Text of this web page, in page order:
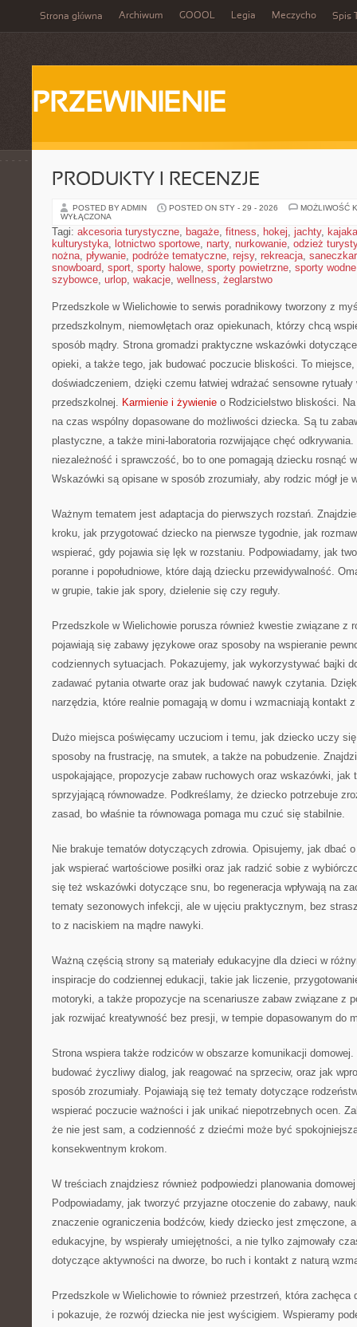
Strona główna Archiwum GOOOL Legia Meczycho Spis
PRZEWINIENIE
PRODUKTY I RECENZJE
POSTED BY ADMIN POSTED ON STY - 29 - 2026
MOŻLIWOŚĆ
WYŁĄCZONA
Tagi: akcesoria turystyczne, bagaże, fitness, hokej, jachty,
kulturystyka, lotnictwo sportowe, narty, nurkowanie, odzież
nożna, pływanie, podróże tematyczne, rejsy, rekreacja,
snowboard, sport, sporty halowe, sporty powietrzne, sporty wodne
szybowce, urlop, wakacje, wellness, żeglarstwo
Przedszkole w Wielichowie to serwis poradnikowy tworzony z
przedszkolnym, niemowlętach oraz opiekunach, którzy chcą
sposób mądry. Strona gromadzi praktyczne wskazówki
opieki, a także tego, jak budować poczucie bliskości. To
doświadczeniem, dzięki czemu łatwiej wdrażać sensowne
przedszkolnej. Karmienie i żywienie o Rodzicielstwo bliskości.
na czas wspólny dopasowane do możliwości dziecka. Są tu
plastyczne, a także mini-laboratoria rozwijające chęć
niezależność i sprawczość, bo to one pomagają dziecku rosnąć
Wskazówki są opisane w sposób zrozumiały, aby rodzic mógł je
Ważnym tematem jest adaptacja do pierwszych rozstań.
kroku, jak przygotować dziecko na pierwsze tygodnie, jak
wspierać, gdy pojawia się lęk w rozstaniu. Podpowiadamy, jak
poranne i popołudniowe, które dają dziecku przewidywalność.
w grupie, takie jak spory, dzielenie się czy reguły.
Przedszkole w Wielichowie porusza również kwestie związane z
pojawiają się zabawy językowe oraz sposoby na wspieranie
codziennych sytuacjach. Pokazujemy, jak wykorzystywać bajki
zadawać pytania otwarte oraz jak budować nawyk czytania.
narzędzia, które realnie pomagają w domu i wzmacniają kontakt
Dużo miejsca poświęcamy uczuciom i temu, jak dziecko uczy
sposoby na frustrację, na smutek, a także na pobudzenie.
uspokajające, propozycje zabaw ruchowych oraz wskazówki, jak
sprzyjającą równowadze. Podkreślamy, że dziecko potrzebuje
zasad, bo właśnie ta równowaga pomaga mu czuć się stabilnie.
Nie brakuje tematów dotyczących zdrowia. Opisujemy, jak dbać
jak wspierać wartościowe posiłki oraz jak radzić sobie z
się też wskazówki dotyczące snu, bo regeneracja wpływają na
tematy sezonowych infekcji, ale w ujęciu praktycznym, bez
to z naciskiem na mądre nawyki.
Ważną częścią strony są materiały edukacyjne dla dzieci w
inspiracje do codziennej edukacji, takie jak liczenie,
motoryki, a także propozycje na scenariusze zabaw związane z
jak rozwijać kreatywność bez presji, w tempie dopasowanym do
Strona wspiera także rodziców w obszarze komunikacji
budować życzliwy dialog, jak reagować na sprzeciw, oraz jak
sposób zrozumiały. Pojawiają się też tematy dotyczące
wspierać poczucie ważności i jak unikać niepotrzebnych ocen.
że nie jest sam, a codzienność z dziećmi może być
konsekwentnym krokom.
W treściach znajdziesz również podpowiedzi planowania
Podpowiadamy, jak tworzyć przyjazne otoczenie do zabawy,
znaczenie ograniczenia bodźców, kiedy dziecko jest zmęczone,
edukacyjne, by wspierały umiejętności, a nie tylko zajmowały
dotyczące aktywności na dworze, bo ruch i kontakt z naturą
Przedszkole w Wielichowie to również przestrzeń, która zachęca
i pokazuje, że rozwój dziecka nie jest wyścigiem. Wspieramy